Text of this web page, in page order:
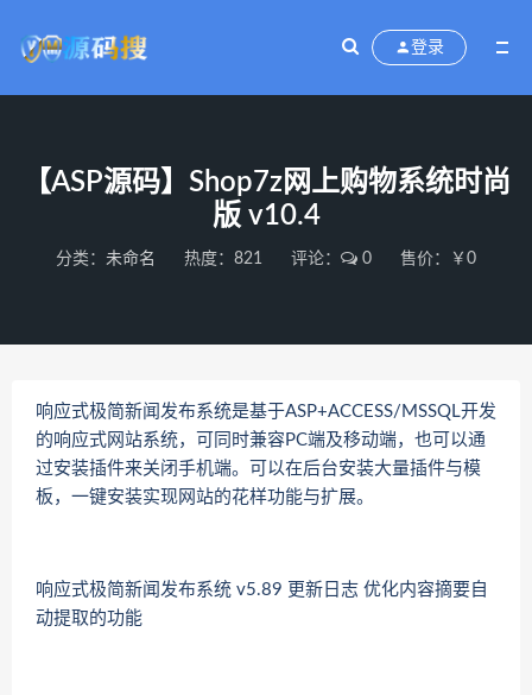
登录
【ASP源码】Shop7z网上购物系统时尚
版 v10.4
分类： 未命名 热度：821 评论： 0 售价：￥0
响应式极简新闻发布系统是基于ASP+ACCESS/MSSQL开发
的响应式网站系统，可同时兼容PC端及移动端，也可以通
过安装插件来关闭手机端。可以在后台安装大量插件与模
板，一键安装实现网站的花样功能与扩展。
响应式极简新闻发布系统 v5.89 更新日志 优化内容摘要自
动提取的功能